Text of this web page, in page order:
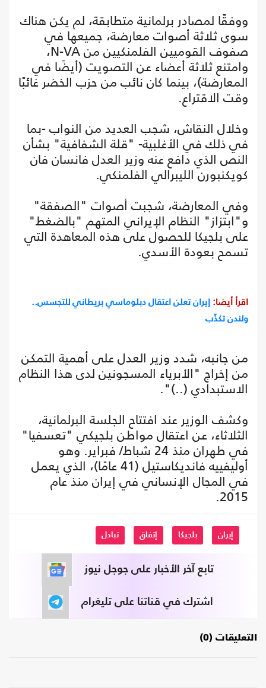
ووفقًا لمصادر برلمانية متطابقة، لم يكن هناك
سوى ثلاثة أصوات معارضة، جميعها في
صفوف القوميين الفلمنكيين من N-VA،
وامتنع ثلاثة أعضاء عن التصويت (أيضًا في
المعارضة)، بينما كان نائب من حزب الخضر غائبًا
وقت الاقتراع.
وخلال النقاش، شجب العديد من النواب -بما
في ذلك في الأغلبية- "قلة الشفافية" بشأن
النص الذي دافع عنه وزير العدل فانسان فان
كويكنبورن الليبرالي الفلمنكي.
وفي المعارضة، شجبت أصوات "الصفقة"
و"ابتزاز" النظام الإيراني المتهم "بالضغط"
على بلجيكا للحصول على هذه المعاهدة التي
تسمح بعودة الأسدي.
اقرأ أيضا: إيران تعلن اعتقال دبلوماسي بريطاني للتجسس..
ولندن تكذّب
من جانبه، شدد وزير العدل على أهمية التمكن
من إخراج "الأبرياء المسجونين لدى هذا النظام
الاستبدادي (..)".
وكشف الوزير عند افتتاح الجلسة البرلمانية،
الثلاثاء، عن اعتقال مواطن بلجيكي "تعسفيا"
في طهران منذ 24 شباط/ فبراير. وهو
أوليفييه فانديكاستيل (41 عامًا)، الذي يعمل
في المجال الإنساني في إيران منذ عام
2015.
إيران بلجيكا إتفاق تبادل
تابع آخر الأخبار على جوجل نيوز
اشترك في قناتنا على تليغرام
التعليقات (0)